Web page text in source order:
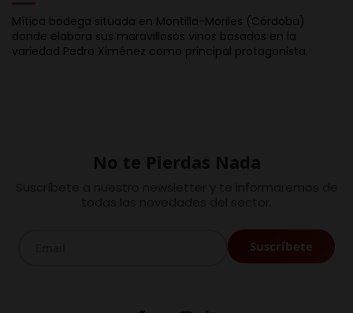
Mítica bodega situada en Montilla-Moriles (Córdoba)
donde elabora sus maravillosos vinos basados en la
variedad Pedro Ximénez como principal protagonista.
No te Pierdas Nada